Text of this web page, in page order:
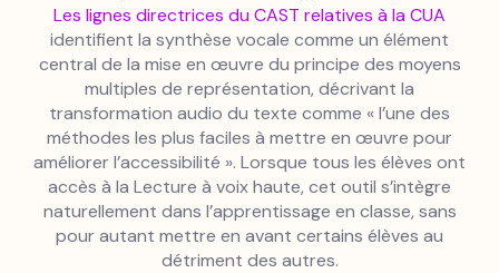
Les lignes directrices du CAST relatives à la CUA
identifient la synthèse vocale comme un élément
central de la mise en œuvre du principe des moyens
multiples de représentation, décrivant la
transformation audio du texte comme « l’une des
méthodes les plus faciles à mettre en œuvre pour
améliorer l’accessibilité ». Lorsque tous les élèves ont
accès à la Lecture à voix haute, cet outil s’intègre
naturellement dans l’apprentissage en classe, sans
pour autant mettre en avant certains élèves au
détriment des autres.